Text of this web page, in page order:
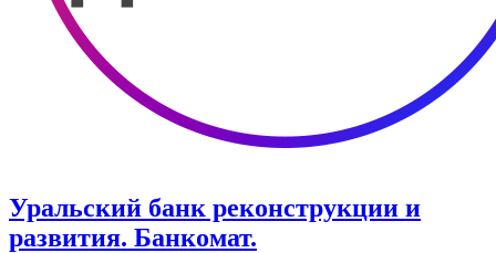
Уральский банк реконструкции и
развития. Банкомат.